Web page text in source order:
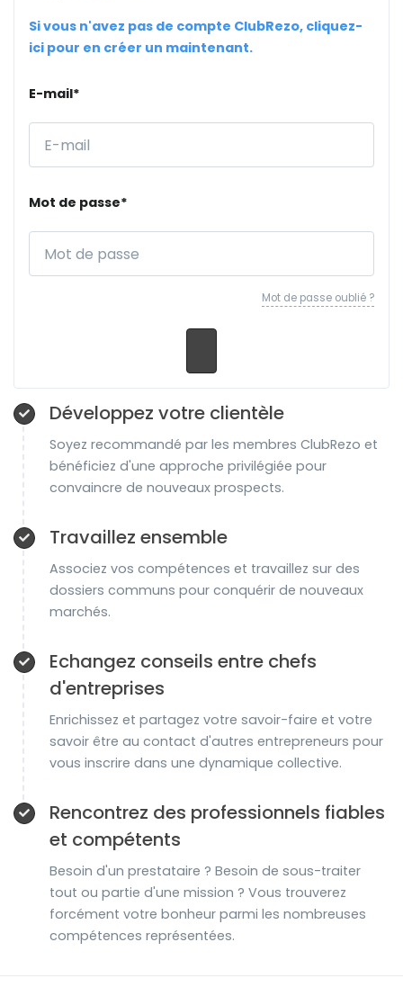
Si vous n'avez pas de compte ClubRezo, cliquez-
ici pour en créer un maintenant.
E-mail*
Mot de passe*
Mot de passe oublié ?
Développez votre clientèle
Soyez recommandé par les membres ClubRezo et
bénéficiez d'une approche privilégiée pour
convaincre de nouveaux prospects.
Travaillez ensemble
Associez vos compétences et travaillez sur des
dossiers communs pour conquérir de nouveaux
marchés.
Echangez conseils entre chefs
d'entreprises
Enrichissez et partagez votre savoir-faire et votre
savoir être au contact d'autres entrepreneurs pour
vous inscrire dans une dynamique collective.
Rencontrez des professionnels fiables
et compétents
Besoin d'un prestataire ? Besoin de sous-traiter
tout ou partie d'une mission ? Vous trouverez
forcément votre bonheur parmi les nombreuses
compétences représentées.